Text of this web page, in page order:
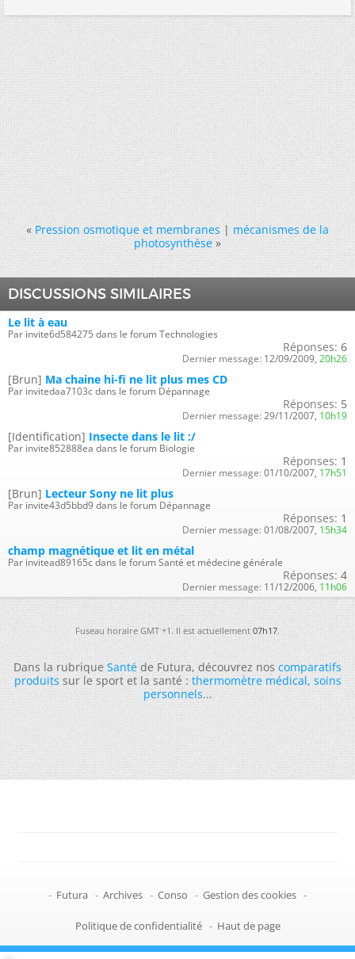
« Pression osmotique et membranes|mécanismes de la
photosynthèse »
DISCUSSIONS SIMILAIRES
Le lit à eau
Par invite6d584275 dans le forum Technologies
Réponses: 6
Dernier message: 12/09/2009, 20h26
[Brun] Ma chaine hi-fi ne lit plus mes CD
Par invitedaa7103c dans le forum Dépannage
Réponses: 5
Dernier message: 29/11/2007, 10h19
[Identification] Insecte dans le lit :/
Par invite852888ea dans le forum Biologie
Réponses: 1
Dernier message: 01/10/2007, 17h51
[Brun] Lecteur Sony ne lit plus
Par invite43d5bbd9 dans le forum Dépannage
Réponses: 1
Dernier message: 01/08/2007, 15h34
champ magnétique et lit en métal
Par invitead89165c dans le forum Santé et médecine générale
Réponses: 4
Dernier message: 11/12/2006, 11h06
Fuseau horaire GMT +1. Il est actuellement07h17.
Dans la rubriqueSantéde Futura, découvrez noscomparatifs
produitssur le sport et la santé :thermomètre médical,soins
personnels...
- Futura - Archives - Conso - Gestion des cookies -
Politique de confidentialité - Haut de page